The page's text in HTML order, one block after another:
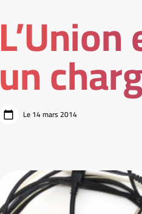
un
Le 14 mars 2014